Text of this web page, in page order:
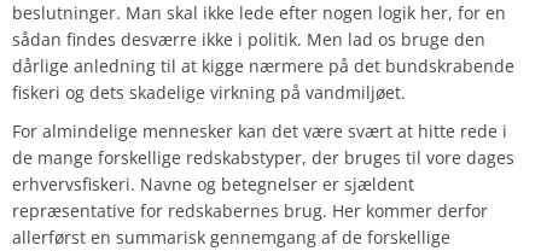
beslutninger. Man skal ikke lede efter nogen logik her, for en
sådan findes desværre ikke i politik. Men lad os bruge den
dårlige anledning til at kigge nærmere på det bundskrabende
fiskeri og dets skadelige virkning på vandmiljøet.
For almindelige mennesker kan det være svært at hitte rede i
de mange forskellige redskabstyper, der bruges til vore dages
erhvervsfiskeri. Navne og betegnelser er sjældent
repræsentative for redskabernes brug. Her kommer derfor
allerførst en summarisk gennemgang af de forskellige